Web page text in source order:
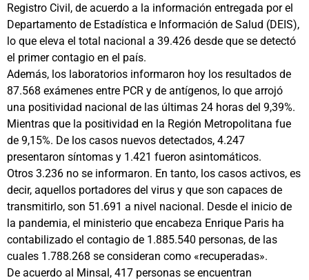
Registro Civil, de acuerdo a la información entregada por el
Departamento de Estadística e Información de Salud (DEIS),
lo que eleva el total nacional a 39.426 desde que se detectó
el primer contagio en el país.
Además, los laboratorios informaron hoy los resultados de
87.568 exámenes entre PCR y de antígenos, lo que arrojó
una positividad nacional de las últimas 24 horas del 9,39%.
Mientras que la positividad en la Región Metropolitana fue
de 9,15%. De los casos nuevos detectados, 4.247
presentaron síntomas y 1.421 fueron asintomáticos.
Otros 3.236 no se informaron. En tanto, los casos activos, es
decir, aquellos portadores del virus y que son capaces de
transmitirlo, son 51.691 a nivel nacional. Desde el inicio de
la pandemia, el ministerio que encabeza Enrique Paris ha
contabilizado el contagio de 1.885.540 personas, de las
cuales 1.788.268 se consideran como «recuperadas».
De acuerdo al Minsal, 417 personas se encuentran